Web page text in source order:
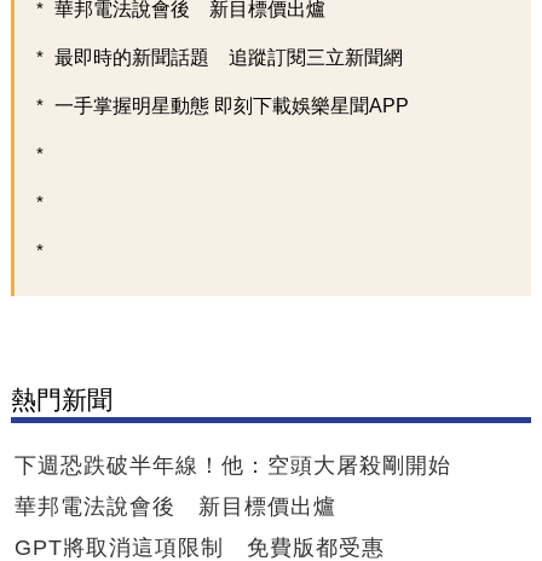
華邦電法說會後 新目標價出爐
最即時的新聞話題 追蹤訂閱三立新聞網
一手掌握明星動態 即刻下載娛樂星聞APP
熱門新聞
下週恐跌破半年線！他：空頭大屠殺剛開始
華邦電法說會後 新目標價出爐
GPT將取消這項限制 免費版都受惠